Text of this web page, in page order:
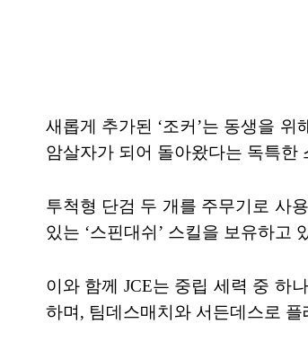
새롭게 추가된 ‘조커’는 동생을
암살자가 되어 돌아왔다는 독특한
투척형 단검 두 개를 주무기로 사
있는 ‘스핀대쉬’ 스킬을 보유하고
이와 함께 JCE는 중립 세력 중 하
하며, 팀데스매치와 서든데스로